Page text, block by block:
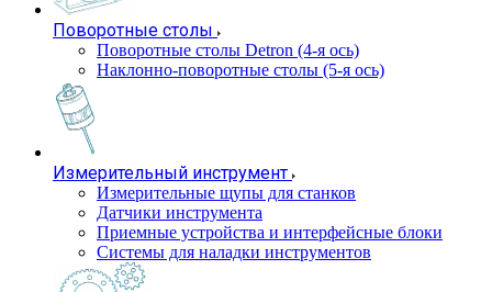
Поворотные столы
Поворотные столы Detron (4-я ось)
Наклонно-поворотные столы (5-я ось)
Измерительный инструмент
Измерительные щупы для станков
Датчики инструмента
Приемные устройства и интерфейсные блоки
Системы для наладки инструментов